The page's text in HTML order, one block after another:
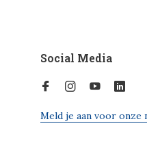
Social Media
Meld je aan voor onze